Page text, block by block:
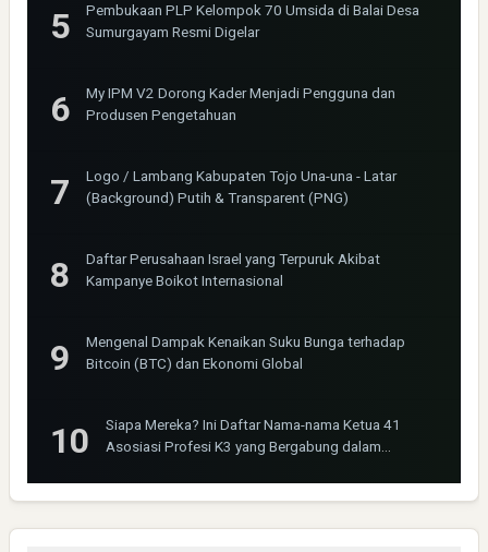
Pembukaan PLP Kelompok 70 Umsida di Balai Desa
Sumurgayam Resmi Digelar
My IPM V2 Dorong Kader Menjadi Pengguna dan
Produsen Pengetahuan
Logo / Lambang Kabupaten Tojo Una-una - Latar
(Background) Putih & Transparent (PNG)
Daftar Perusahaan Israel yang Terpuruk Akibat
Kampanye Boikot Internasional
Mengenal Dampak Kenaikan Suku Bunga terhadap
Bitcoin (BTC) dan Ekonomi Global
Siapa Mereka? Ini Daftar Nama-nama Ketua 41
Asosiasi Profesi K3 yang Bergabung dalam